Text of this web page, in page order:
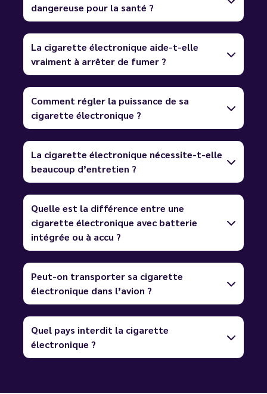
dangereuse pour la santé ?
La cigarette électronique aide-t-elle
vraiment à arrêter de fumer ?
Comment régler la puissance de sa
cigarette électronique ?
La cigarette électronique nécessite-t-elle
beaucoup d’entretien ?
Quelle est la différence entre une
cigarette électronique avec batterie
intégrée ou à accu ?
Peut-on transporter sa cigarette
électronique dans l’avion ?
Quel pays interdit la cigarette
électronique ?